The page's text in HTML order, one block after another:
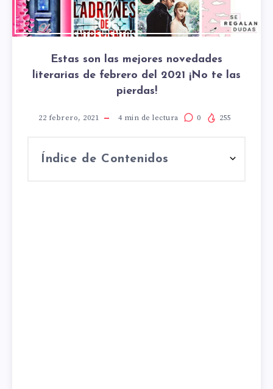
Estas son las mejores novedades
literarias de febrero del 2021 ¡No te las
pierdas!
22 febrero, 2021 4min de lectura 0 255
Índice de Contenidos